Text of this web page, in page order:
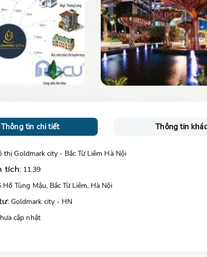
Thông tin chi tiết Thông tin khác
thị Goldmark city - Bắc Từ Liêm Hà Nội
tích: 11.39
Hồ Tùng Mậu, Bắc Từ Liêm, Hà Nội
Goldmark city - HN
cập nhật